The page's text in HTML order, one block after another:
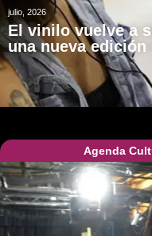
julio, 2026
El vinilo vuelve a
una nueva
Agenda